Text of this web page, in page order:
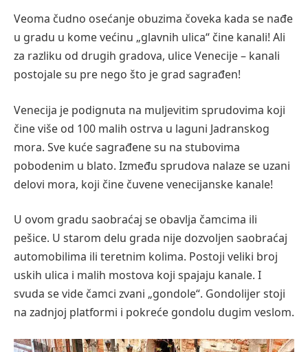
Veoma čudno osećanje obuzima čoveka kada se nađe
u gradu u kome većinu „glavnih ulica“ čine kanali! Ali
za razliku od drugih gradova, ulice Venecije – kanali
postojale su pre nego što je grad sagrađen!
Venecija je podignuta na muljevitim sprudovima koji
čine više od 100 malih ostrva u laguni Jadranskog
mora. Sve kuće sagrađene su na stubovima
pobodenim u blato. Između sprudova nalaze se uzani
delovi mora, koji čine čuvene venecijanske kanale!
U ovom gradu saobraćaj se obavlja čamcima ili
pešice. U starom delu grada nije dozvoljen saobraćaj
automobilima ili teretnim kolima. Postoji veliki broj
uskih ulica i malih mostova koji spajaju kanale. I
svuda se vide čamci zvani „gondole“. Gondolijer stoji
na zadnjoj platformi i pokreće gondolu dugim veslom.